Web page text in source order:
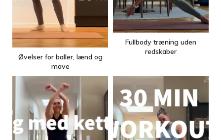
Øvelser for baller, lænd og
mave
Fullbody træning uden
redskaber